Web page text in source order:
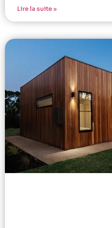
Lire la suite »